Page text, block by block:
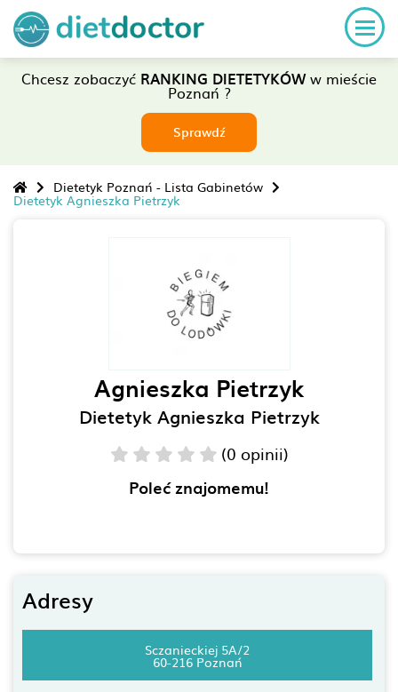
Chcesz zobaczyć RANKING DIETETYKÓWw mieście
Poznań ?
Sprawdź
Dietetyk Poznań - Lista Gabinetów
Dietetyk Agnieszka Pietrzyk
Agnieszka Pietrzyk
Dietetyk Agnieszka Pietrzyk
(0 opinii)
Poleć znajomemu!
Adresy
Sczanieckiej 5A/2
60-216 Poznań